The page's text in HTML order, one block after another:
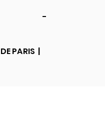
-
PARIS |